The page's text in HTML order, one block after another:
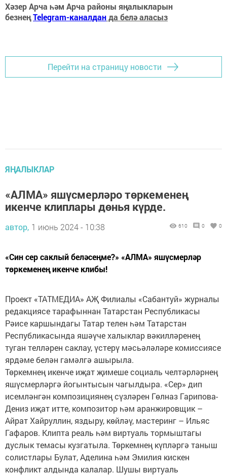
Хәзер Арча һәм Арча районы яңалыкларын
безнеңTelegram-каналданда белә аласыз
Перейти на страницу новости
ЯҢАЛЫКЛАР
«АЛМА» яшүсмерләро төркеменең
икенче клиплары дөнья күрде.
автор, 1 июнь 2024 - 10:38 610 0 0
«Син сер саклый беләсеңме?» «АЛМА» яшүсмерләр
төркеменең икенче клибы!
Проект «ТАТМЕДИА» АҖ Филиалы «Сабантуй» журналы
редакциясе тарафыннан Татарстан Республикасы
Рәисе каршындагы Татар телен һәм Татарстан
Республикасында яшәүче халыклар вәкилләренең
туган телләрен саклау, үстерү мәсьәләләре комиссиясе
ярдәме белән гамәлгә ашырыла.
Төркемнең икенче иҗат җимеше социаль челтәрләрнең
яшүсмерләргә йогынтысын чагылдыра. «Сер» дип
исемләнгән композициянең сүзләрен Гөлназ Гарипова-
Дениз иҗат итте, композитор һәм аранжировщик –
Айрат Хайруллин, яздыру, көйләү, мастеринг – Ильяс
Гафаров. Клипта реаль һәм виртуаль тормыштагы
дуслык темасы кузгатыла. Төркемнең күпләргә таныш
солистлары Булат, Аделина һәм Эмилия кискен
конфликт алдында калалар. Шушы виртуаль